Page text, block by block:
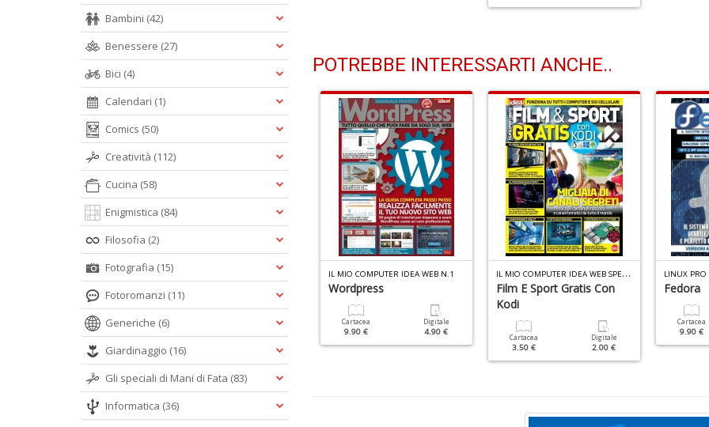
POTREBBE INTERESSARTI ANCHE..
MAGAZINE SPECIALE N.7
Digitale
5.90 €
LINUX PRO SPECIALE N.21
Raspberry Pi 5
Digitale
IL MIO COMPUTER IDEA WEB N.1
Wordpress
Cartacea
9.90 €
Digitale
4.90 €
I
L MIO COMPUTER IDEA WEB SPECIALE N.1
Film E Sport Gratis Con
Kodi
Cartacea
3.50 €
Digitale
2.00 €
LINUX
Fedora
Cartacea
9.90 €
Bambini (42)
Benessere (27)
Bici (4)
Calendari (1)
Comics (50)
Creatività (112)
Cucina (58)
Enigmistica (84)
Filosofia (2)
Fotografia (15)
Fotoromanzi (11)
Generiche (6)
Giardinaggio (16)
Gli speciali di Mani di Fata (83)
Informatica (36)